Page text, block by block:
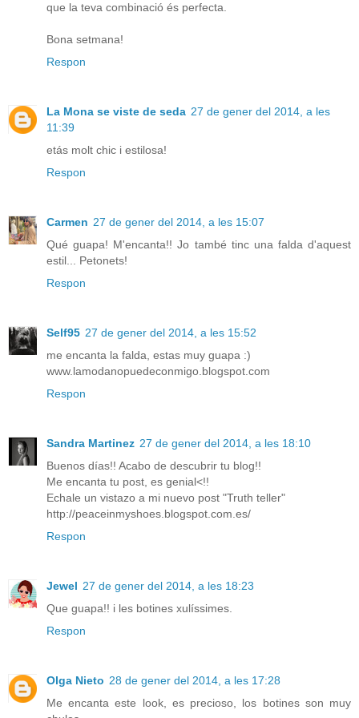
que la teva combinació és perfecta.
Bona setmana!
Respon
La Mona se viste de seda 27 de gener del 2014, a les
11:39
etás molt chic i estilosa!
Respon
Carmen 27 de gener del 2014, a les 15:07
Qué guapa! M'encanta!! Jo també tinc una falda d'aquest
estil... Petonets!
Respon
Self95 27 de gener del 2014, a les 15:52
me encanta la falda, estas muy guapa :)
www.lamodanopuedeconmigo.blogspot.com
Respon
Sandra Martinez 27 de gener del 2014, a les 18:10
Buenos días!! Acabo de descubrir tu blog!!
Me encanta tu post, es genial<!!
Echale un vistazo a mi nuevo post "Truth teller"
http://peaceinmyshoes.blogspot.com.es/
Respon
Jewel 27 de gener del 2014, a les 18:23
Que guapa!! i les botines xulíssimes.
Respon
Olga Nieto 28 de gener del 2014, a les 17:28
Me encanta este look, es precioso, los botines son muy